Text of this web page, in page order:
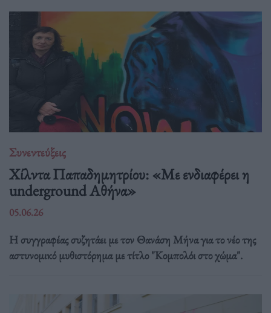
Συνεντεύξεις
Χίλντα Παπαδημητρίου: «Με ενδιαφέρει η
underground Αθήνα»
05.06.26
Η συγγραφέας συζητάει με τον Θανάση Μήνα για το νέο της
αστυνομικό μυθιστόρημα με τίτλο "Κομπολόι στο χώμα".